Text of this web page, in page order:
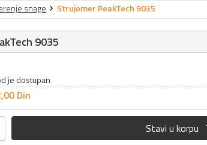
snage Strujomer PeakTech 9035
9035
je dostupan
00 Din
Stavi u korpu